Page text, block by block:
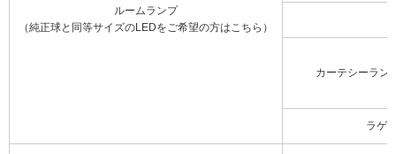
ルームランプ
（純正球と同等サイズのLEDをご希望の方はこちら）
カーテシーラン
ラゲ